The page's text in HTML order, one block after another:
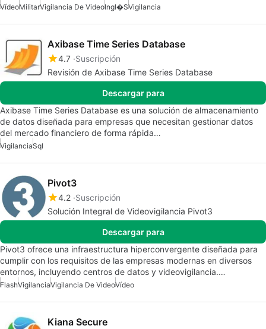
VídeoMilitarVigilancia De VideoIngl�sVigilancia
Axibase Time Series Database
4.7 Suscripción
Revisión de Axibase Time Series Database
Descargar para
Axibase Time Series Database es una solución de almacenamiento
de datos diseñada para empresas que necesitan gestionar datos
del mercado financiero de forma rápida…
VigilanciaSql
Pivot3
4.2 Suscripción
Solución Integral de Videovigilancia Pivot3
Descargar para
Pivot3 ofrece una infraestructura hiperconvergente diseñada para
cumplir con los requisitos de las empresas modernas en diversos
entornos, incluyendo centros de datos y videovigilancia.…
FlashVigilanciaVigilancia De VideoVídeo
Kiana Secure